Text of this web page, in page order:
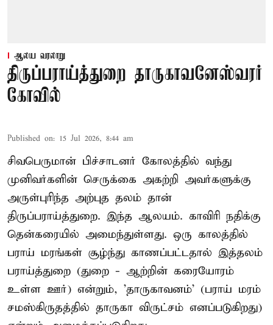
ஆலய வரலாறு
திருப்பராய்த்துறை தாருகாவனேஸ்வரர்
கோவில்
Published on: 15 Jul 2026, 8:44 am
சிவபெருமான் பிச்சாடனர் கோலத்தில் வந்து
முனிவர்களின் செருக்கை அகற்றி அவர்களுக்கு
அருள்புரிந்த அற்புத தலம் தான்
திருப்பராய்த்துறை. இந்த ஆலயம். காவிரி நதிக்கு
தென்கரையில் அமைந்துள்ளது. ஒரு காலத்தில்
பராய் மரங்கள் சூழ்ந்து காணப்பட்டதால் இத்தலம்
பராய்த்துறை (துறை - ஆற்றின் கரையோரம்
உள்ள ஊர்) என்றும், 'தாருகாவனம்' (பராய் மரம்
சமஸ்கிருதத்தில் தாருகா விருட்சம் எனப்படுகிறது)